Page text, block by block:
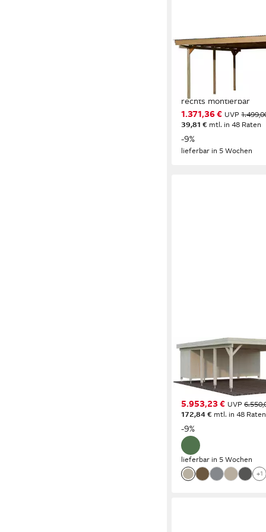
WEKA
Doppelcarport 616 A,
cm, 217 cm
Rundbogen
rechts montierbar
1.371,36 € UVP
39,81 € mtl. in 48 Raten
-9%
lieferbar in 5 Wochen
PALMAKO
Doppelcarport Karl
BxT: 600x764 cm,
Einfahrtshöhe
5.953,23 € UVP
172,84 € mtl. in 48 Raten
-9%
lieferbar in 5 Wochen
+1